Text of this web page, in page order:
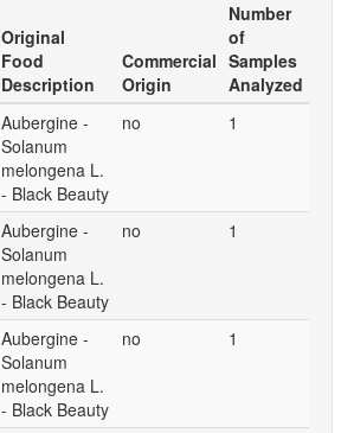
Original
Food
Description
Commercial
Origin
Number
of
Samples
Analyzed
Aubergine -
Solanum
melongena L.
- Black Beauty
no 1
Aubergine -
Solanum
melongena L.
- Black Beauty
no 1
Aubergine -
Solanum
melongena L.
- Black Beauty
no 1